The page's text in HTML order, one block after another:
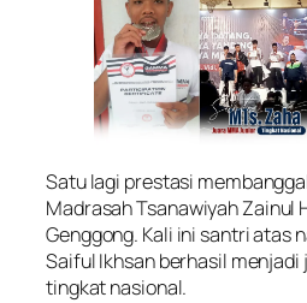
Satu lagi prestasi
Madrasah Tsanawiyah Zainul
Genggong. Kali ini santri atas
Saiful Ikhsan berhasil menjadi
tingkat nasional.